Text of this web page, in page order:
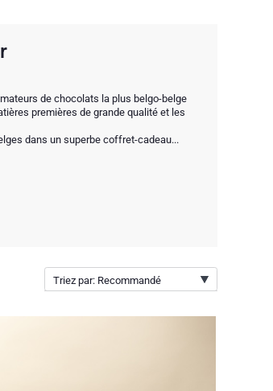
de chocolats la plus belgo-belge
premières de grande qualité et les
dans un superbe coffret-cadeau...
Triez par: Recommandé